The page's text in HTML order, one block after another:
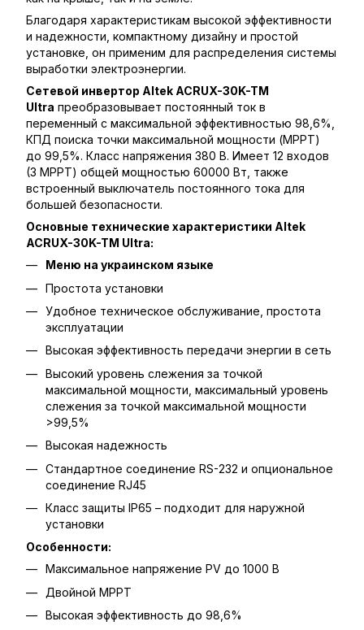
Благодаря характеристикам высокой эффективности
и надежности, компактному дизайну и простой
установке, он применим для распределения системы
выработки электроэнергии.
Сетевой инвертор Altek ACRUX-30K-TM
Ultra преобразовывает постоянный ток в
переменный с максимальной эффективностью 98,6%,
КПД поиска точки максимальной мощности (MPPT)
до 99,5%. Класс напряжения 380 В. Имеет 12 входов
(3 MPPT) общей мощностью 60000 Вт, также
встроенный выключатель постоянного тока для
большей безопасности.
Основные технические характеристики Altek
ACRUX-30K-TM Ultra:
Меню на украинском языке
Простота установки
Удобное техническое обслуживание, простота
эксплуатации
Высокая эффективность передачи энергии в сеть
Высокий уровень слежения за точкой
максимальной мощности, максимальный уровень
слежения за точкой максимальной мощности
>99,5%
Высокая надежность
Стандартное соединение RS-232 и опциональное
соединение RJ45
Класс защиты IP65 – подходит для наружной
установки
Особенности:
Максимальное напряжение PV до 1000 В
Двойной MPPT
Высокая эффективность до 98,6%